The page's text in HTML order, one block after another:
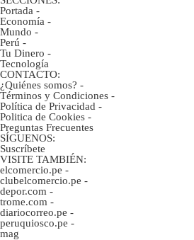
Portada -
Economía -
Mundo -
Perú -
Tu Dinero -
Tecnología
CONTACTO:
¿Quiénes somos? -
Términos y Condiciones -
Política de Privacidad -
Politica de Cookies -
Preguntas Frecuentes
SÍGUENOS:
Suscríbete
VISITE TAMBIÉN:
elcomercio.pe -
clubelcomercio.pe -
depor.com -
trome.com -
diariocorreo.pe -
peruquiosco.pe -
mag